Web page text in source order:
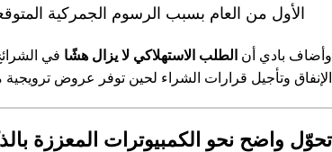
الأول من العام بسبب الرسوم الجمركية
وأضاف بادي أن الطلب الاستهلاكي لا يزال هشًا في
الإنفاق وتأجيل قرارات الشراء لحين توفر عروض ترويجية
تحوّل واضح نحو الكمبيوترات المعززة